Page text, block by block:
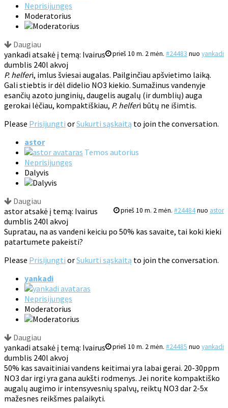
Neprisijungęs
Moderatorius
Daugiau
prieš 10 m. 2 mėn. #24483 nuo yankadi
yankadi atsakė į temą: Ivairus
dumblis 240l akvoj
P. helferi, imlus šviesai augalas. Pailginčiau apšvietimo laiką.
Gali stiebtis ir dėl didelio NO3 kiekio. Sumažinus vandenyje
esančių azoto junginių, daugelis augalų (ir dumblių) auga
gerokai lėčiau, kompaktiškiau, P. helferi būtų ne išimtis.
Please Prisijungti orSukurti sąskaitą to join the conversation.
astor
Temos autorius
Neprisijungęs
Dalyvis
Daugiau
prieš 10 m. 2 mėn. #24484nuo astor
astor atsakė į temą: Ivairus
dumblis 240l akvoj
Supratau, na as vandeni keiciu po 50% kas savaite, tai koki kieki
patartumete pakeisti?
Please Prisijungti orSukurti sąskaitą to join the conversation.
yankadi
Neprisijungęs
Moderatorius
Daugiau
prieš 10 m. 2 mėn. #24485 nuo yankadi
yankadi atsakė į temą: Ivairus
dumblis 240l akvoj
50% kas savaitiniai vandens keitimai yra labai gerai. 20-30ppm
NO3 dar irgi yra gana aukšti rodmenys. Jei norite kompaktiško
augalų augimo ir intensyvesnių spalvų, reiktų NO3 dar 2-5x
mažesnes reikšmes palaikyti.